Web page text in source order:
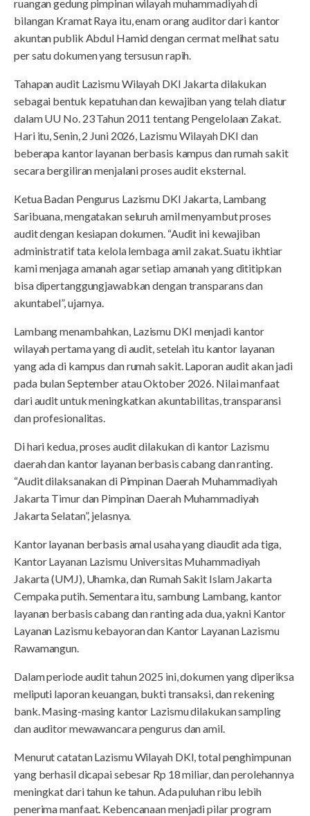
ruangan gedung pimpinan wilayah muhammadiyah di
bilangan Kramat Raya itu, enam orang auditor dari kantor
akuntan publik Abdul Hamid dengan cermat melihat satu
per satu dokumen yang tersusun rapih.
Tahapan audit Lazismu Wilayah DKI Jakarta dilakukan
sebagai bentuk kepatuhan dan kewajiban yang telah diatur
dalam UU No. 23 Tahun 2011 tentang Pengelolaan Zakat.
Hari itu, Senin, 2 Juni 2026, Lazismu Wilayah DKI dan
beberapa kantor layanan berbasis kampus dan rumah sakit
secara bergiliran menjalani proses audit eksternal.
Ketua Badan Pengurus Lazismu DKI Jakarta, Lambang
Saribuana, mengatakan seluruh amil menyambut proses
audit dengan kesiapan dokumen. “Audit ini kewajiban
administratif tata kelola lembaga amil zakat. Suatu ikhtiar
kami menjaga amanah agar setiap amanah yang dititipkan
bisa dipertanggungjawabkan dengan transparans dan
akuntabel”, ujarnya.
Lambang menambahkan, Lazismu DKI menjadi kantor
wilayah pertama yang di audit, setelah itu kantor layanan
yang ada di kampus dan rumah sakit. Laporan audit akan jadi
pada bulan September atau Oktober 2026. Nilai manfaat
dari audit untuk meningkatkan akuntabilitas, transparansi
dan profesionalitas.
Di hari kedua, proses audit dilakukan di kantor Lazismu
daerah dan kantor layanan berbasis cabang dan ranting.
“Audit dilaksanakan di Pimpinan Daerah Muhammadiyah
Jakarta Timur dan Pimpinan Daerah Muhammadiyah
Jakarta Selatan”, jelasnya.
Kantor layanan berbasis amal usaha yang diaudit ada tiga,
Kantor Layanan Lazismu Universitas Muhammadiyah
Jakarta (UMJ), Uhamka, dan Rumah Sakit Islam Jakarta
Cempaka putih. Sementara itu, sambung Lambang, kantor
layanan berbasis cabang dan ranting ada dua, yakni Kantor
Layanan Lazismu kebayoran dan Kantor Layanan Lazismu
Rawamangun.
Dalam periode audit tahun 2025 ini, dokumen yang diperiksa
meliputi laporan keuangan, bukti transaksi, dan rekening
bank. Masing-masing kantor Lazismu dilakukan sampling
dan auditor mewawancara pengurus dan amil.
Menurut catatan Lazismu Wilayah DKI, total penghimpunan
yang berhasil dicapai sebesar Rp 18 miliar, dan perolehannya
meningkat dari tahun ke tahun. Ada puluhan ribu lebih
penerima manfaat. Kebencanaan menjadi pilar program